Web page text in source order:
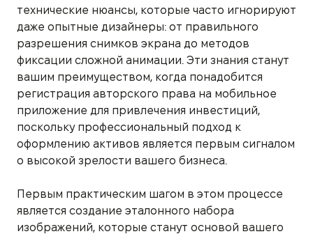
технические нюансы, которые часто игнорируют
даже опытные дизайнеры: от правильного
разрешения снимков экрана до методов
фиксации сложной анимации. Эти знания станут
вашим преимуществом, когда понадобится
регистрация авторского права на мобильное
приложение для привлечения инвестиций,
поскольку профессиональный подход к
оформлению активов является первым сигналом
о высокой зрелости вашего бизнеса.
Первым практическим шагом в этом процессе
является создание эталонного набора
изображений, которые станут основой вашего